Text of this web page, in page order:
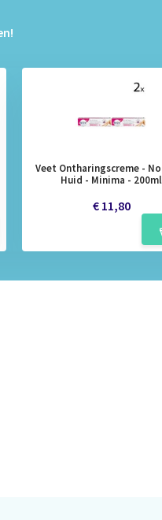
Veet Ontharingscreme -
Huid - Minima - 200ml
€ 11,80